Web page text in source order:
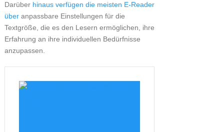
Darüber hinaus verfügen die meisten E-Reader
überanpassbare Einstellungen für die
Textgröße, die es den Lesern ermöglichen, ihre
Erfahrung an ihre individuellen Bedürfnisse
anzupassen.